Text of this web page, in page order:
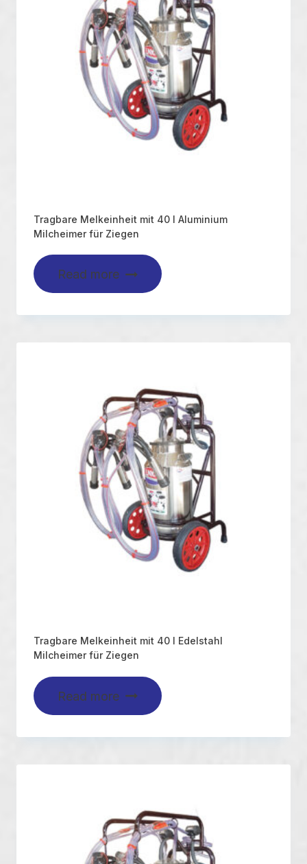
Tragbare Melkeinheit mit 40 l Aluminium
Milcheimer für Ziegen
Read more
Tragbare Melkeinheit mit 40 l Edelstahl
Milcheimer für Ziegen
Read more